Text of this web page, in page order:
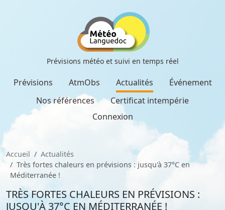
Prévisions météo et suivi en temps réel
Prévisions AtmObs Actualités
Événement
Nos références
Certificat intempérie
Connexion
Accueil
Actualités
Très fortes chaleurs en prévisions : jusqu'à 37°C en
Méditerranée !
TRÈS FORTES CHALEURS EN PRÉVISIONS :
JUSQU'À 37°C EN MÉDITERRANÉE !